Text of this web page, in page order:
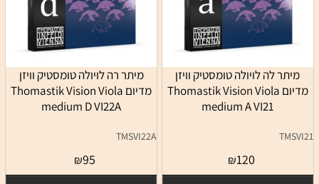
מיתר לה לויולה טומסטיק וויזן
מדיום Thomastik Vision Viola
medium A VI21
TMSVI21
₪120
מיתר רה לויולה טומסטיק וויזן
מדיום Thomastik Vision Viola
medium D VI22A
TMSVI22A
₪95